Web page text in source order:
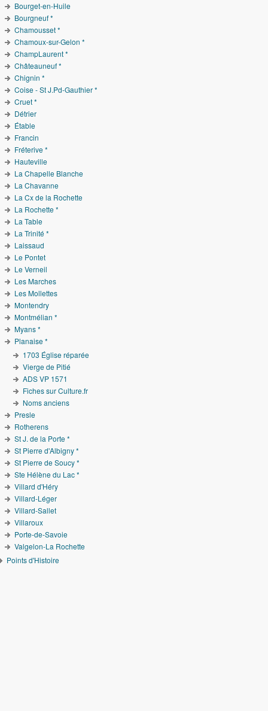
Bourget-en-Huile
Bourgneuf *
Chamousset *
Chamoux-sur-Gelon *
ChampLaurent *
Châteauneuf *
Chignin *
Coise - St J.Pd-Gauthier *
Cruet *
Détrier
Étable
Francin
Fréterive *
Hauteville
La Chapelle Blanche
La Chavanne
La Cx de la Rochette
La Rochette *
La Table
La Trinité *
Laissaud
Le Pontet
Le Verneil
Les Marches
Les Mollettes
Montendry
Montmélian *
Myans *
Planaise *
1703 Église réparée
Vierge de Pitié
ADS VP 1571
Fiches sur Culture.fr
Noms anciens
Presle
Rotherens
St J. de la Porte *
St Pierre d'Albigny *
St Pierre de Soucy *
Ste Hélène du Lac *
Villard d'Héry
Villard-Léger
Villard-Sallet
Villaroux
Porte-de-Savoie
Valgelon-La Rochette
Points d'Histoire